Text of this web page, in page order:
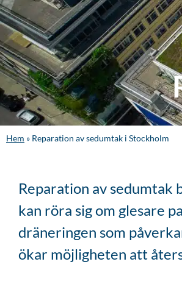
Hem » Reparation av sedumtak i Stockholm
Reparation av
kan röra sig om glesare
dräneringen som
ökar möjligheten att